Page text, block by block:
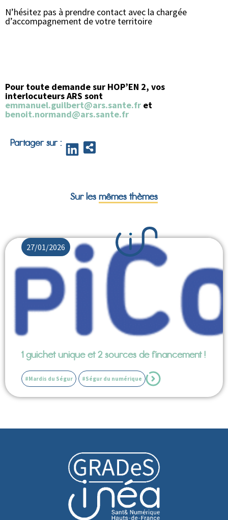
N’hésitez pas à prendre contact avec la chargée
d’accompagnement de votre territoire
Pour toute demande sur HOP’EN 2, vos
interlocuteurs ARS sont
emmanuel.guilbert@ars.sante.fr et
benoit.normand@ars.sante.fr
Partager sur :
Sur les mêmes thèmes
27/01/2026
1 guichet unique et 2 sources de financement !
#Mardis du Ségur #Ségur du numérique